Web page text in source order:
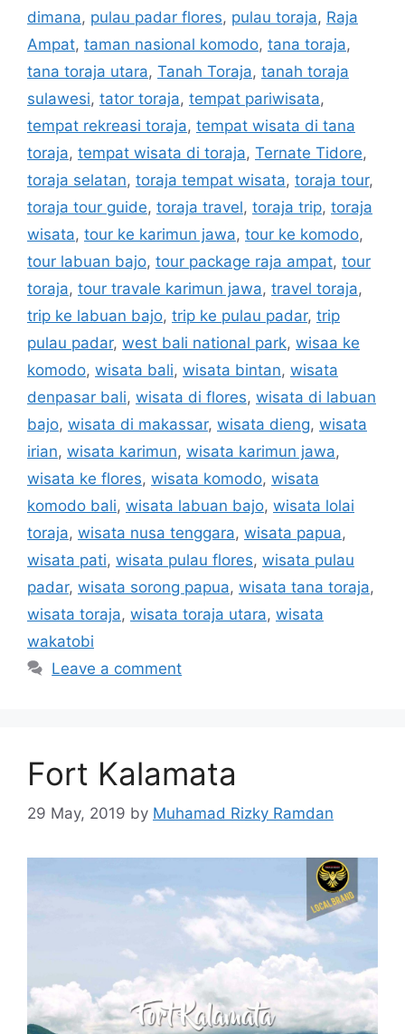
dimana, pulau padar flores, pulau toraja, Raja
Ampat, taman nasional komodo, tana toraja,
tana toraja utara, Tanah Toraja, tanah toraja
sulawesi, tator toraja, tempat pariwisata,
tempat rekreasi toraja, tempat wisata di tana
toraja, tempat wisata di toraja, Ternate Tidore,
toraja selatan, toraja tempat wisata, toraja tour,
toraja tour guide, toraja travel, toraja trip, toraja
wisata, tour ke karimun jawa, tour ke komodo,
tour labuan bajo, tour package raja ampat, tour
toraja, tour travale karimun jawa, travel toraja,
trip ke labuan bajo, trip ke pulau padar, trip
pulau padar, west bali national park, wisaa ke
komodo, wisata bali, wisata bintan, wisata
denpasar bali, wisata di flores, wisata di labuan
bajo, wisata di makassar, wisata dieng, wisata
irian, wisata karimun, wisata karimun jawa,
wisata ke flores, wisata komodo, wisata
komodo bali, wisata labuan bajo, wisata lolai
toraja, wisata nusa tenggara, wisata papua,
wisata pati, wisata pulau flores, wisata pulau
padar, wisata sorong papua, wisata tana toraja,
wisata toraja, wisata toraja utara, wisata
wakatobi
Leave a comment
Fort Kalamata
29 May, 2019 by Muhamad Rizky Ramdan